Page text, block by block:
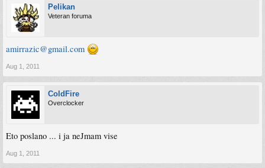
Pelikan
Veteran foruma
amirrazic@gmail.com
Aug 1, 2011
ColdFire
Overclocker
Eto poslano ... i ja neJmam vise
Aug 1, 2011